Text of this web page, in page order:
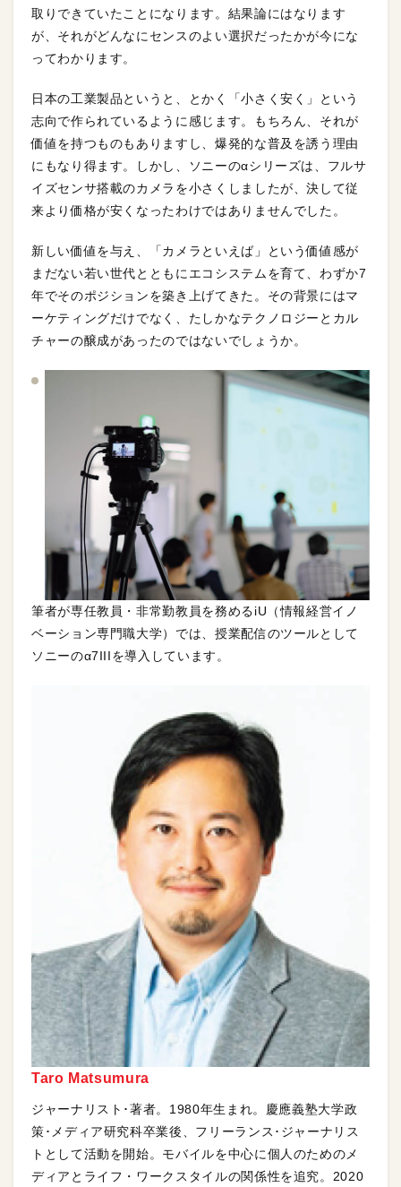
取りできていたことになります。結果論にはなります
が、それがどんなにセンスのよい選択だったかが今にな
ってわかります。
日本の工業製品というと、とかく「小さく安く」という
志向で作られているように感じます。もちろん、それが
価値を持つものもありますし、爆発的な普及を誘う理由
にもなり得ます。しかし、ソニーのαシリーズは、フルサ
イズセンサ搭載のカメラを小さくしましたが、決して従
来より価格が安くなったわけではありませんでした。
新しい価値を与え、「カメラといえば」という価値感が
まだない若い世代とともにエコシステムを育て、わずか7
年でそのポジションを築き上げてきた。その背景にはマ
ーケティングだけでなく、たしかなテクノロジーとカル
チャーの醸成があったのではないでしょうか。
筆者が専任教員・非常勤教員を務めるiU（情報経営イノ
ベーション専門職大学）では、授業配信のツールとして
ソニーのα7IIIを導入しています。
Taro Matsumura
ジャーナリスト･著者。1980年生まれ。慶應義塾大学政
策･メディア研究科卒業後、フリーランス･ジャーナリス
トとして活動を開始。モバイルを中心に個人のためのメ
ディアとライフ・ワークスタイルの関係性を追究。2020